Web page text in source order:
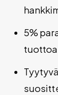
5%